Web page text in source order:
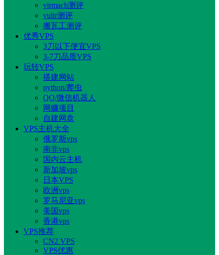
virmach测评
vultr测评
搬瓦工测评
优秀VPS
3刀以下便宜VPS
3-7刀品质VPS
玩转VPS
搭建网站
python/爬虫
QQ/微信机器人
网赚项目
自建网盘
VPS主机大全
俄罗斯vps
南非vps
国内云主机
新加坡vps
日本VPS
欧洲vps
罗马尼亚vps
美国vps
香港vps
VPS推荐
CN2 VPS
VPS优惠